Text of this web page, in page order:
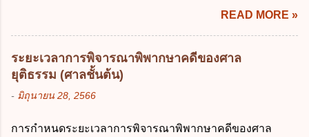
รัฐมนตรี ว่าด้วยการลาของข้าราชการ พ.ศ.
2555 กำหนดให้ข้าราชการที่รับราชการติดต่อ
กันมาแล้วไม่น้อยกว่า 10 ปี มีสิทธินำวันลาพัก
ผ่อนสะสมรวมกับวันลาพักผ่อนในปีปัจจุบันได้
15 การลาติดตามคู่สมรส ต้องมีระยะเวลาไม่
คนใดคนหนึ่งได้จัดทำไปในทางที่เป็น ธรรมดาการค้าขาย
ของห้างหุ้นส่วน ม.1050 , 1025 โดยพิจารณาตามสภาพแห่ง
กิจการ การงานของห้าง และประเพณีทางการค้า -หุ้นส่วน
ต้องจัดการในนามของห้าง ไม่ว่าจะมีมูลเหตุจูงใจเพราะทุจริต
หรือมีอำนาจจัดการหรือไม่ก็ตาม จึงเป็นไปตามหลักกฎหมาย
ปิดปากหุ้นส่วนคนอื่น และหลักลูกหนี้ร่วมตามม.291 เพื่อ
เกิดมูลหนี้ใดก็ตาม รวมถึงมูลละเมิด 1.1) กรณีห้างหุ้นส่วน
READ MORE »
ระยะเวลาการพิจารณาพิพากษาคดีของศาล
ยุติธรรม (ศาลชั้นต้น)
- มิถุนายน 28, 2566
การกำหนดระยะเวลาการพิจารณาพิพากษาคดีของศาล